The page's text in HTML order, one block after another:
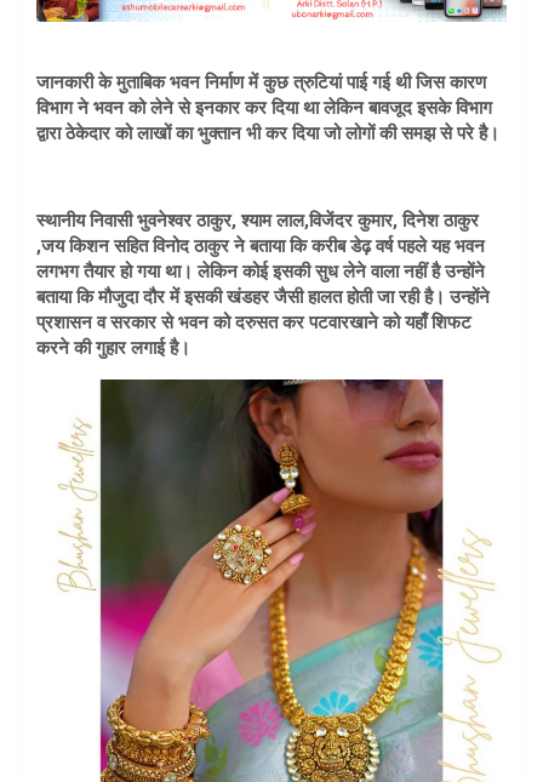
जानकारी के मुताबिक भवन निर्माण में कुछ त्रुटियां पाई गई थी जिस कारण
विभाग ने भवन को लेने से इनकार कर दिया था लेकिन बावजूद इसके विभाग
द्वारा ठेकेदार को लाखों का भुक्तान भी कर दिया जो लोगों की समझ से परे है।
स्थानीय निवासी भुवनेश्वर ठाकुर, श्याम लाल,विजेंदर कुमार, दिनेश ठाकुर
,जय किशन सहित विनोद ठाकुर ने बताया कि करीब डेढ़ वर्ष पहले यह भवन
लगभग तैयार हो गया था। लेकिन कोई इसकी सुध लेने वाला नहीं है उन्होंने
बताया कि मौजुदा दौर में इसकी खंडहर जैसी हालत होती जा रही है। उन्होंने
प्रशासन व सरकार से भवन को दरुसत कर पटवारखाने को यहाँ शिफट
करने की गुहार लगाई है।